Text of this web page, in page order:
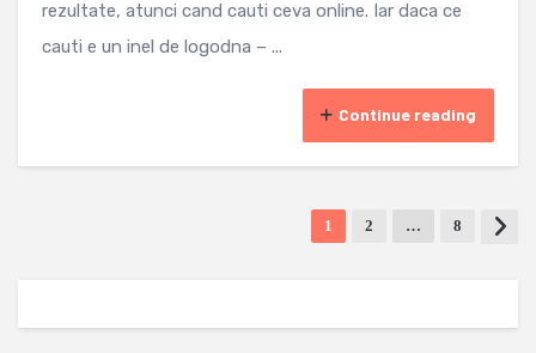
rezultate, atunci cand cauti ceva online. Iar daca ce
cauti e un inel de logodna – ...
Continue reading
1 2 … 8